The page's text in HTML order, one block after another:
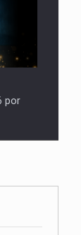
por